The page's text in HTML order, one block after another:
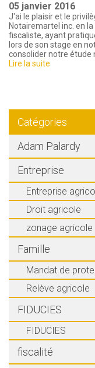
05 janvier 2016
J'ai le plaisir et le
Notairemartel inc. en
fiscaliste, ayant
lors de son stage en
consolider notre étude
Lire la suite
Catégories
Adam Palardy
Entreprise
Entreprise
Droit agricole
zonage agricole
Famille
Mandat de
Relève agricole
FIDUCIES
FIDUCIES
fiscalité